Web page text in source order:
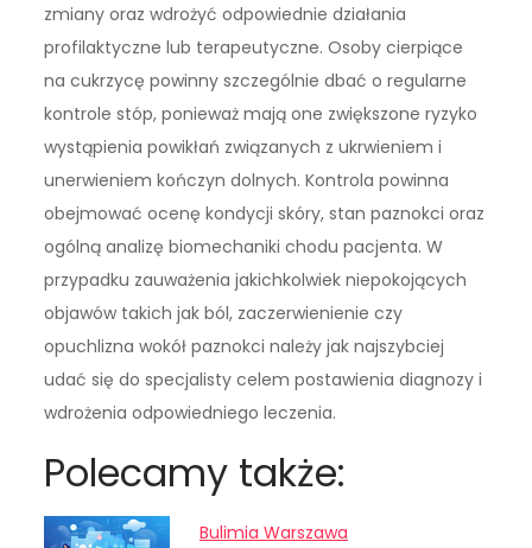
zmiany oraz wdrożyć odpowiednie działania
profilaktyczne lub terapeutyczne. Osoby cierpiące
na cukrzycę powinny szczególnie dbać o regularne
kontrole stóp, ponieważ mają one zwiększone ryzyko
wystąpienia powikłań związanych z ukrwieniem i
unerwieniem kończyn dolnych. Kontrola powinna
obejmować ocenę kondycji skóry, stan paznokci oraz
ogólną analizę biomechaniki chodu pacjenta. W
przypadku zauważenia jakichkolwiek niepokojących
objawów takich jak ból, zaczerwienienie czy
opuchlizna wokół paznokci należy jak najszybciej
udać się do specjalisty celem postawienia diagnozy i
wdrożenia odpowiedniego leczenia.
Polecamy także:
Bulimia Warszawa